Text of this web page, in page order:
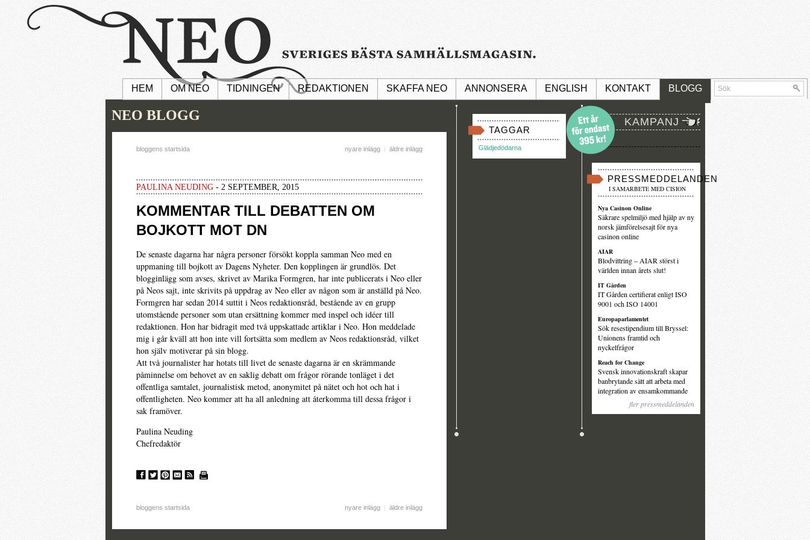
HEM OM NEO TIDNINGEN REDAKTIONEN SKAFFA NEO ANNONSERA ENGLISH KONTAKT BLOGG
NEO BLOGG
bloggens startsida nyare inlägg | äldre inlägg
PAULINA NEUDING- 2 SEPTEMBER, 2015
KOMMENTAR TILL DEBATTEN OM
BOJKOTT MOT DN
De senaste dagarna har några personer försökt koppla samman Neo med en
uppmaning till bojkott av Dagens Nyheter. Den kopplingen är grundlös. Det
blogginlägg som avses, skrivet av Marika Formgren, har inte publicerats i Neo eller
på Neos sajt, inte skrivits på uppdrag av Neo eller av någon som är anställd på Neo.
Formgren har sedan 2014 suttit i Neos redaktionsråd, bestående av en grupp
utomstående personer som utan ersättning kommer med inspel och idéer till
redaktionen. Hon har bidragit med två uppskattade artiklar i Neo. Hon meddelade
mig i går kväll att hon inte vill fortsätta som medlem av Neos redaktionsråd, vilket
hon själv motiverar på sin blogg.
Att två journalister har hotats till livet de senaste dagarna är en skrämmande
påminnelse om behovet av en saklig debatt om frågor rörande tonläget i det
offentliga samtalet, journalistisk metod, anonymitet på nätet och hot och hat i
offentligheten. Neo kommer att ha all anledning att återkomma till dessa frågor i
sak framöver.
Paulina Neuding
Chefredaktör
bloggens startsida nyare inlägg | äldre inlägg
TAGGAR
Glädjedödarna
KAMPANJ
PRESSMEDDELANDEN
I SAMARBETE MED CISION
Nya Casinon Online
Säkrare spelmiljö med hjälp av ny
norsk jämförelsesajt för nya
casinon online
AIAR
Blodvittring – AIAR störst i
världen innan årets slut!
IT Gården
IT Gården certifierat enligt ISO
9001 och ISO 14001
Europaparlamentet
Sök resestipendium till Bryssel:
Unionens framtid och
nyckelfrågor
Reach for Change
Svensk innovationskraft skapar
banbrytande sätt att arbeta med
integration av ensamkommande
fler pressmeddelanden